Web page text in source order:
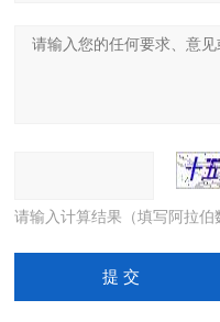
请输入计算结果（填写阿拉